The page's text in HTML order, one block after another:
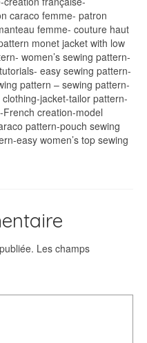
caraco femme- patron
femme- couture haut
monet jacket with low
women’s sewing pattern-
easy sewing pattern-
pattern – sewing pattern-
jacket-tailor pattern-
creation-model
pattern-pouch sewing
easy women’s top sewing
Les champs